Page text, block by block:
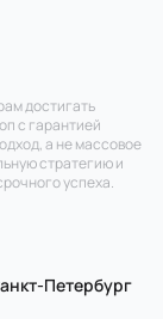
достигать
с гарантией
а не массовое
стратегию и
успеха.
Петербург